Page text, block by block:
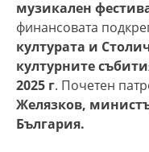
музикален
финансовата
културата и
културните
2025 г. Почетен
Желязков,
България.